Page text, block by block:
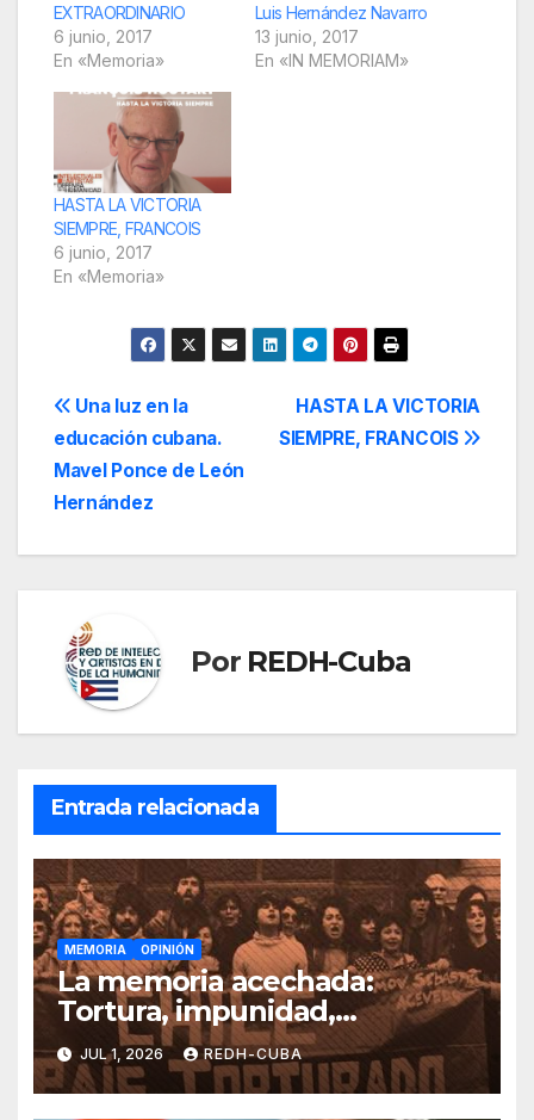
EXTRAORDINARIO
6 junio, 2017
En «Memoria»
Luis Hernández Navarro
13 junio, 2017
En «IN MEMORIAM»
HASTA LA VICTORIA
SIEMPRE, FRANCOIS
6 junio, 2017
En «Memoria»
Navegación
de
entradas
HASTA LA VICTORIA
SIEMPRE, FRANCOIS
Una luz en la
educación cubana.
Mavel Ponce de León
Hernández
Por REDH-Cuba
Entrada relacionada
MEMORIA OPINIÓN
La memoria acechada:
Tortura, impunidad,
negacionismo y organización
social en Chile. Por Águeda
Sáez Fick
JUL 1, 2026 REDH-CUBA